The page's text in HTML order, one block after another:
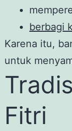
berbagi
Karena itu,
untuk
Fitri